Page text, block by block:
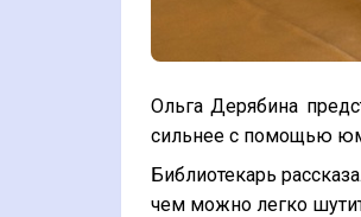
Ольга Дерябина
сильнее с помощью
Библиотекарь
чем можно легко